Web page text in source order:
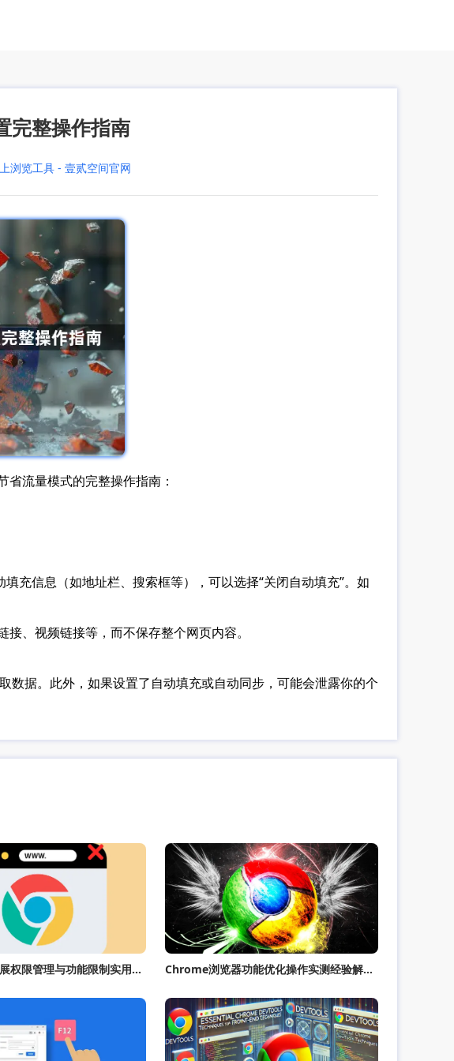
完整操作指南
浏览工具 - 壹贰空间官网
流量模式的完整操作指南：
充信息（如地址栏、搜索框等），可以选择“关闭自动填充”。如
、视频链接等，而不保存整个网页内容。
据。此外，如果设置了自动填充或自动同步，可能会泄露你的个
谷歌浏览器扩展权限管理与功能限制实用技巧 Chrome浏览器功能优化操作实测经验解析报告